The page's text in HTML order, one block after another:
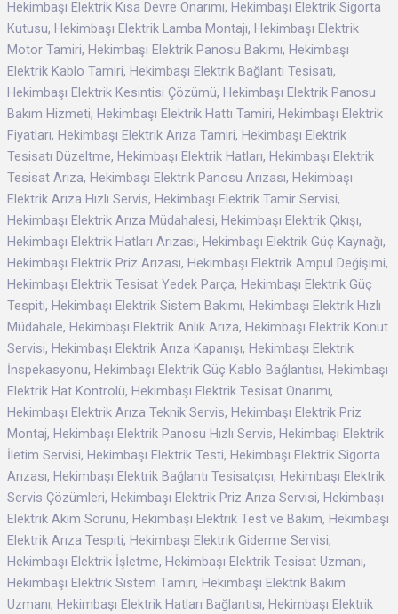
Hekimbaşı Elektrik Kısa Devre Onarımı, Hekimbaşı Elektrik Sigorta
Kutusu, Hekimbaşı Elektrik Lamba Montajı, Hekimbaşı Elektrik
Motor Tamiri, Hekimbaşı Elektrik Panosu Bakımı, Hekimbaşı
Elektrik Kablo Tamiri, Hekimbaşı Elektrik Bağlantı Tesisatı,
Hekimbaşı Elektrik Kesintisi Çözümü, Hekimbaşı Elektrik Panosu
Bakım Hizmeti, Hekimbaşı Elektrik Hattı Tamiri, Hekimbaşı Elektrik
Fiyatları, Hekimbaşı Elektrik Arıza Tamiri, Hekimbaşı Elektrik
Tesisatı Düzeltme, Hekimbaşı Elektrik Hatları, Hekimbaşı Elektrik
Tesisat Arıza, Hekimbaşı Elektrik Panosu Arızası, Hekimbaşı
Elektrik Arıza Hızlı Servis, Hekimbaşı Elektrik Tamir Servisi,
Hekimbaşı Elektrik Arıza Müdahalesi, Hekimbaşı Elektrik Çıkışı,
Hekimbaşı Elektrik Hatları Arızası, Hekimbaşı Elektrik Güç Kaynağı,
Hekimbaşı Elektrik Priz Arızası, Hekimbaşı Elektrik Ampul Değişimi,
Hekimbaşı Elektrik Tesisat Yedek Parça, Hekimbaşı Elektrik Güç
Tespiti, Hekimbaşı Elektrik Sistem Bakımı, Hekimbaşı Elektrik Hızlı
Müdahale, Hekimbaşı Elektrik Anlık Arıza, Hekimbaşı Elektrik Konut
Servisi, Hekimbaşı Elektrik Arıza Kapanışı, Hekimbaşı Elektrik
İnspekasyonu, Hekimbaşı Elektrik Güç Kablo Bağlantısı, Hekimbaşı
Elektrik Hat Kontrolü, Hekimbaşı Elektrik Tesisat Onarımı,
Hekimbaşı Elektrik Arıza Teknik Servis, Hekimbaşı Elektrik Priz
Montaj, Hekimbaşı Elektrik Panosu Hızlı Servis, Hekimbaşı Elektrik
İletim Servisi, Hekimbaşı Elektrik Testi, Hekimbaşı Elektrik Sigorta
Arızası, Hekimbaşı Elektrik Bağlantı Tesisatçısı, Hekimbaşı Elektrik
Servis Çözümleri, Hekimbaşı Elektrik Priz Arıza Servisi, Hekimbaşı
Elektrik Akım Sorunu, Hekimbaşı Elektrik Test ve Bakım, Hekimbaşı
Elektrik Arıza Tespiti, Hekimbaşı Elektrik Giderme Servisi,
Hekimbaşı Elektrik İşletme, Hekimbaşı Elektrik Tesisat Uzmanı,
Hekimbaşı Elektrik Sistem Tamiri, Hekimbaşı Elektrik Bakım
Uzmanı, Hekimbaşı Elektrik Hatları Bağlantısı, Hekimbaşı Elektrik